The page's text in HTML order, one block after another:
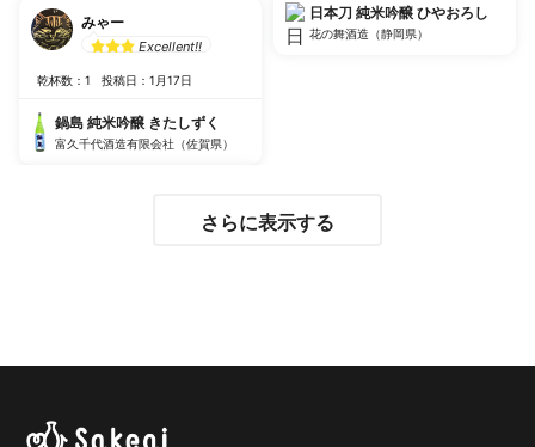
みゃー
Excellent!!
乾杯数：1 投稿日：1月17日
鍋島 純米吟醸 きたしずく
富久千代酒造有限会社（佐賀県）
日本刀 純米吟醸 ひやおろし
花の舞酒造（静岡県）
さらに表示する